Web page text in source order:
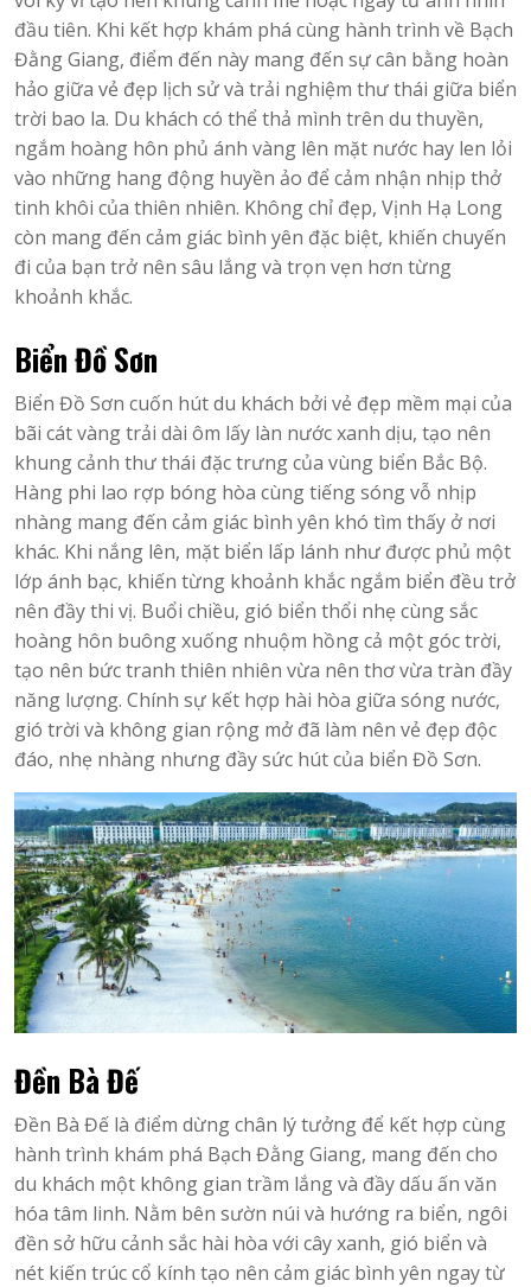
đầu tiên. Khi kết hợp khám phá cùng hành trình về Bạch
Đằng Giang, điểm đến này mang đến sự cân bằng hoàn
hảo giữa vẻ đẹp lịch sử và trải nghiệm thư thái giữa biển
trời bao la. Du khách có thể thả mình trên du thuyền,
ngắm hoàng hôn phủ ánh vàng lên mặt nước hay len lỏi
vào những hang động huyền ảo để cảm nhận nhịp thở
tinh khôi của thiên nhiên. Không chỉ đẹp, Vịnh Hạ Long
còn mang đến cảm giác bình yên đặc biệt, khiến chuyến
đi của bạn trở nên sâu lắng và trọn vẹn hơn từng
khoảnh khắc.
Biển Đồ Sơn
Biển Đồ Sơn cuốn hút du khách bởi vẻ đẹp mềm mại của
bãi cát vàng trải dài ôm lấy làn nước xanh dịu, tạo nên
khung cảnh thư thái đặc trưng của vùng biển Bắc Bộ.
Hàng phi lao rợp bóng hòa cùng tiếng sóng vỗ nhịp
nhàng mang đến cảm giác bình yên khó tìm thấy ở nơi
khác. Khi nắng lên, mặt biển lấp lánh như được phủ một
lớp ánh bạc, khiến từng khoảnh khắc ngắm biển đều trở
nên đầy thi vị. Buổi chiều, gió biển thổi nhẹ cùng sắc
hoàng hôn buông xuống nhuộm hồng cả một góc trời,
tạo nên bức tranh thiên nhiên vừa nên thơ vừa tràn đầy
năng lượng. Chính sự kết hợp hài hòa giữa sóng nước,
gió trời và không gian rộng mở đã làm nên vẻ đẹp độc
đáo, nhẹ nhàng nhưng đầy sức hút của biển Đồ Sơn.
Đền Bà Đế
Đền Bà Đế là điểm dừng chân lý tưởng để kết hợp cùng
hành trình khám phá Bạch Đằng Giang, mang đến cho
du khách một không gian trầm lắng và đầy dấu ấn văn
hóa tâm linh. Nằm bên sườn núi và hướng ra biển, ngôi
đền sở hữu cảnh sắc hài hòa với cây xanh, gió biển và
nét kiến trúc cổ kính tạo nên cảm giác bình yên ngay từ